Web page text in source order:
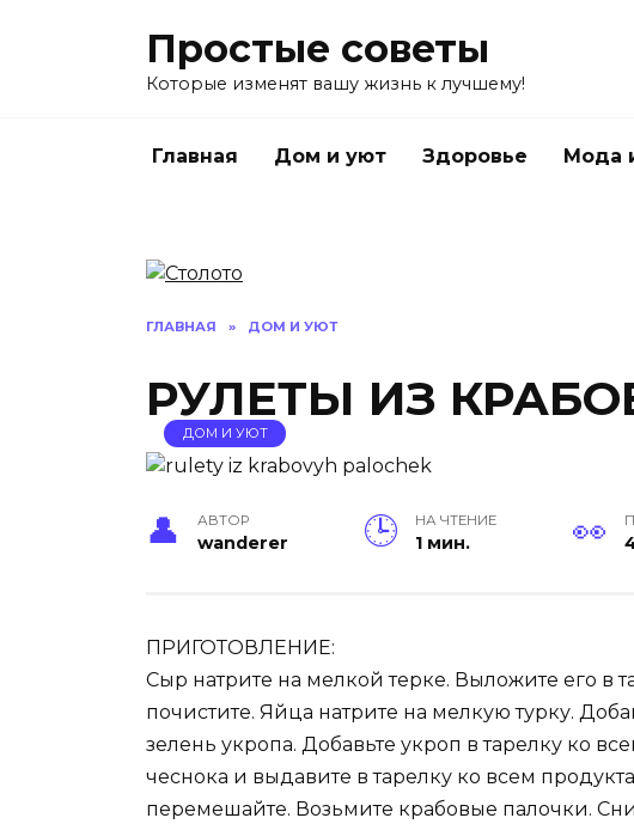
Простые советы
Которые изменят вашу жизнь к лучшему!
Главная Дом и уют Здоровье Мода
ГЛАВНАЯ » ДОМ И УЮТ
РУЛЕТЫ ИЗ
ДОМ И УЮТ
АВТОР
wanderer
НА ЧТЕНИЕ
1 мин.
ПРИГОТОВЛЕНИЕ:
Сыр натрите на мелкой терке. Выложите его в
почистите. Яйца натрите на мелкую турку.
зелень укропа. Добавьте укроп в тарелку ко
чеснока и выдавите в тарелку ко всем
перемешайте. Возьмите крабовые палочки.